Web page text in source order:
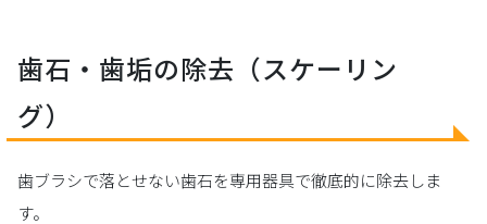
歯石・歯垢の除去（スケーリン
グ）
歯ブラシで落とせない歯石を専用器具で徹底的に除去しま
す。